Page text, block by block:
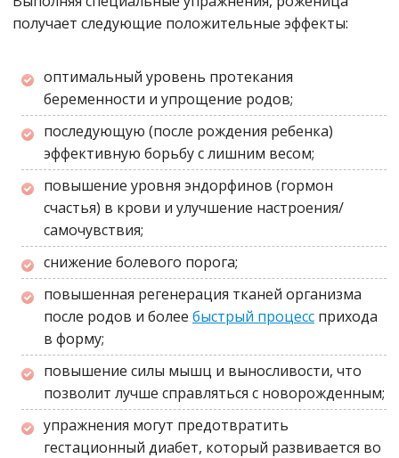
получает следующие положительные эффекты:
оптимальный уровень протекания
беременности и упрощение родов;
последующую (после рождения ребенка)
эффективную борьбу с лишним весом;
повышение уровня эндорфинов (гормон
счастья) в крови и улучшение настроения/
самочувствия;
снижение болевого порога;
повышенная регенерация тканей организма
после родов и более быстрый процесс прихода
в форму;
повышение силы мышц и выносливости, что
позволит лучше справляться с новорожденным;
упражнения могут предотвратить
гестационный диабет, который развивается во